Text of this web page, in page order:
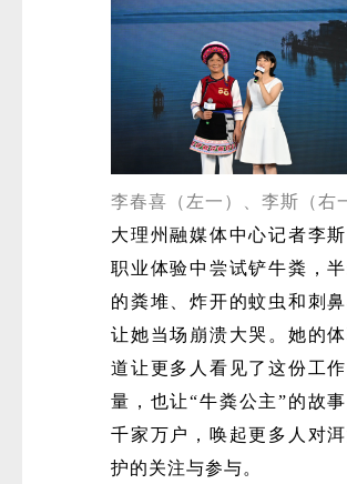
李春喜（左一）、李斯（右
大理州融媒体中心记者李
职业体验中尝试铲牛粪，
的粪堆、炸开的蚊虫和刺
让她当场崩溃大哭。她的
道让更多人看见了这份工
量，也让“牛粪公主”的故
千家万户，唤起更多人对
护的关注与参与。